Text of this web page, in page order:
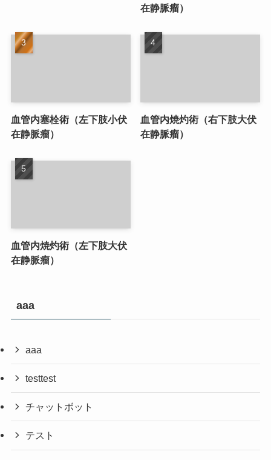
在静脈瘤）
血管内塞栓術（左下肢小伏
在静脈瘤）
血管内焼灼術（右下肢大伏
在静脈瘤）
血管内焼灼術（左下肢大伏
在静脈瘤）
aaa
aaa
testtest
チャットボット
テスト